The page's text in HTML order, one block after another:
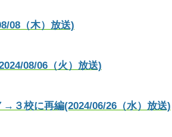
08（木）放送)
08/06（火）放送)
校に再編(2024/06/26（水）放送)